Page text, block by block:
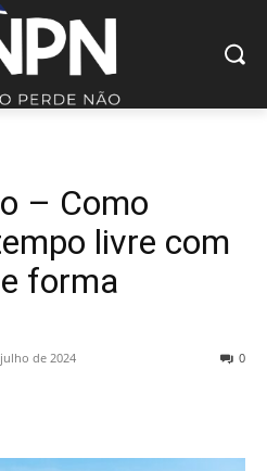
– Como
livre com
forma
de 2024 0